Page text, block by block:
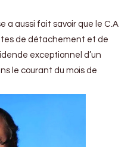
a aussi fait savoir que le C.A
de détachement et de
exceptionnel d’un
le courant du mois de